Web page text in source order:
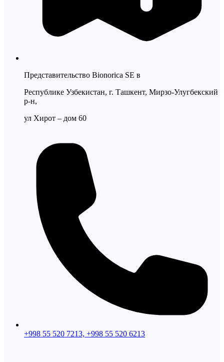
Представительство Bionorica SE в
Республике Узбекистан, г. Ташкент, Мирзо-Улугбекский
р-н,
ул Хирот – дом 60
+998 55 520 7213, +998 55 520 6213